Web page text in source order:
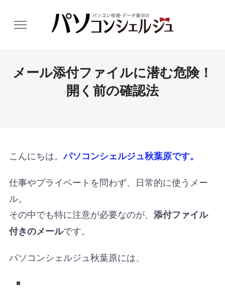
メール添付ファイルに潜む危険！
開く前の確認法
こんにちは。パソコンシェルジュ秋葉原です。
仕事やプライベートを問わず、日常的に使うメー
ル。
その中でも特に注意が必要なのが、 添付ファイル
付きのメールです。
パソコンシェルジュ秋葉原には、